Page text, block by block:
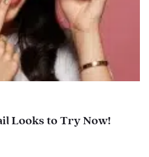
Looks to Try Now!